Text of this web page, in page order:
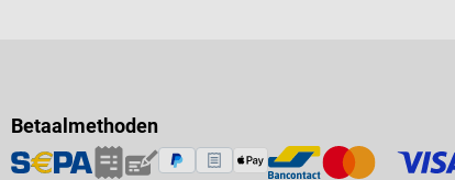
Betaalmethoden